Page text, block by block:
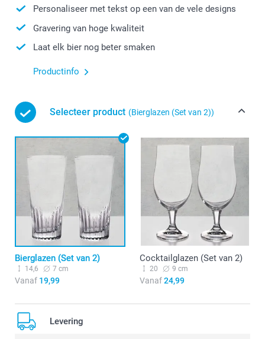
Personaliseer met tekst op een van de vele designs
Gravering van hoge kwaliteit
Laat elk bier nog beter smaken
Productinfo
Selecteer product (Bierglazen (Set van 2))
Bierglazen (Set van 2)
14,6 7 cm
Vanaf 19,99
Cocktailglazen (Set van 2)
20 9 cm
Vanaf24,99
Levering